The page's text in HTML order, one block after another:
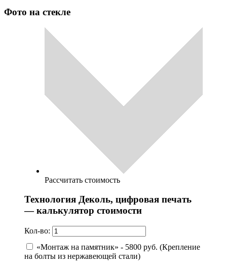
Фото на стекле
Рассчитать стоимость
Технология Деколь, цифровая печать
— калькулятор стоимости
Кол-во:
«Монтаж на памятник» - 5800 руб. (Крепление
на болты из нержавеющей стали)